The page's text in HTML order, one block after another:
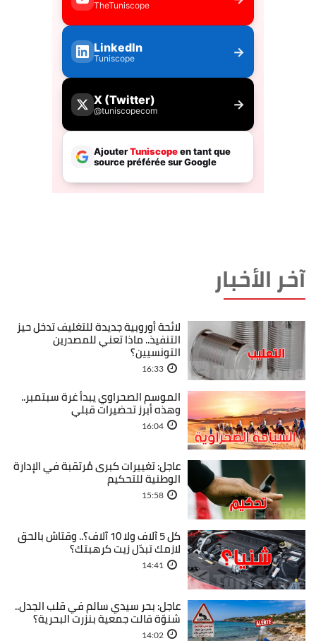
آخر الأخبار
لائحة أوروبية جديدة للتغليف تدخل حيز
التنفيذ.. ماذا تعني للمصدرين
التونسيين؟
16:33
الموسم الصحراوي يبدأ غرة سبتمبر..
وهذه أبرز تحضيرات قبلي
16:04
عاجل: تغييرات كبرى مُرتقبة في الإدارة
الوطنية للتحكيم
15:58
كل 5 آلاف ولا 10 آلاف؟.. وقتاش بالحق
لازمك تبدّل زيت كرهبتك؟
14:41
عاجل: بحر سيدي سالم في قلب الجدل..
شنوّة قالت جمعية بنزرت البحرية؟
14:02